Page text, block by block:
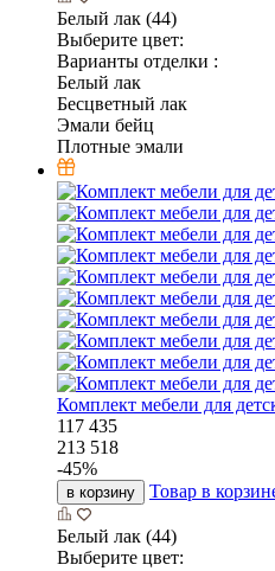
Белый лак (44)
Выберите цвет:
Варианты отделки :
Белый лак
Бесцветный лак
Эмали бейц
Плотные эмали
Комплект мебели для
117 435
213 518
-45%
в корзину Товар в
Белый лак (44)
Выберите цвет: